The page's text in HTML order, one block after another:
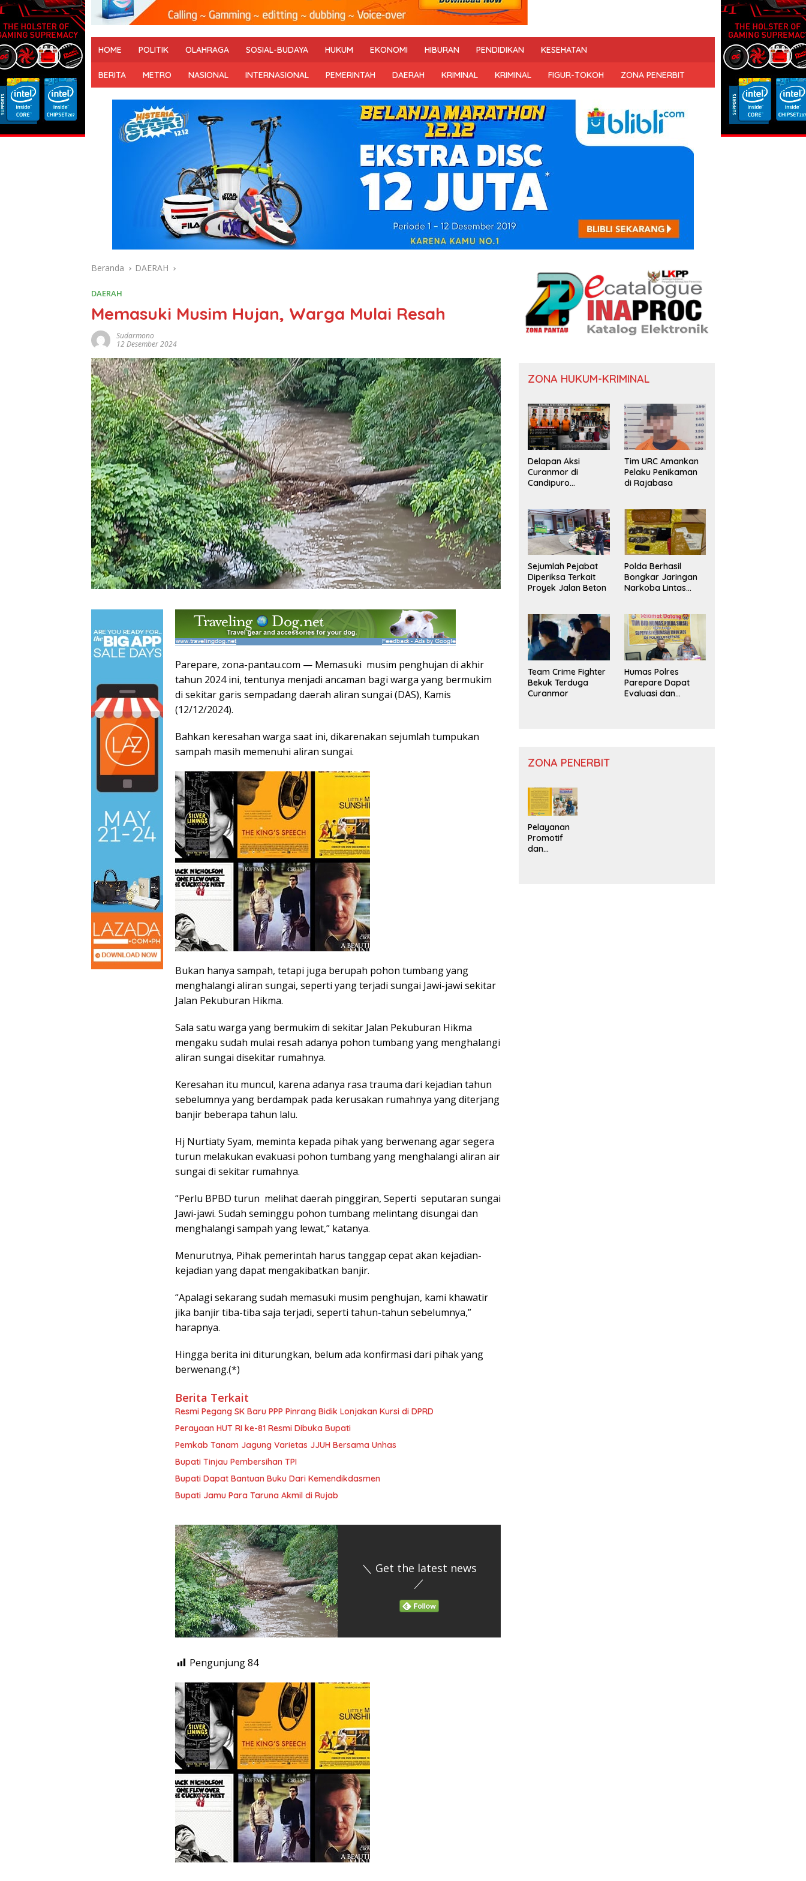
HOME POLITIK OLAHRAGA SOSIAL-BUDAYA HUKUM EKONOMI HIBURAN PENDIDIKAN KESEHATAN
BERITA METRO NASIONAL INTERNASIONAL PEMERINTAH DAERAH KRIMINAL KRIMINAL FIGUR-TOKOH ZONA PENERBIT
Beranda DAERAH
DAERAH
Memasuki Musim Hujan, Warga Mulai Resah
Sudarmono
12 Desember 2024
Parepare, zona-pantau.com — Memasuki musim penghujan di akhir
tahun 2024 ini, tentunya menjadi ancaman bagi warga yang bermukim
di sekitar garis sempadang daerah aliran sungai (DAS), Kamis
(12/12/2024).
Bahkan keresahan warga saat ini, dikarenakan sejumlah tumpukan
sampah masih memenuhi aliran sungai.
Bukan hanya sampah, tetapi juga berupah pohon tumbang yang
menghalangi aliran sungai, seperti yang terjadi sungai Jawi-jawi sekitar
Jalan Pekuburan Hikma.
Sala satu warga yang bermukim di sekitar Jalan Pekuburan Hikma
mengaku sudah mulai resah adanya pohon tumbang yang menghalangi
aliran sungai disekitar rumahnya.
Keresahan itu muncul, karena adanya rasa trauma dari kejadian tahun
sebelumnya yang berdampak pada kerusakan rumahnya yang diterjang
banjir beberapa tahun lalu.
Hj Nurtiaty Syam, meminta kepada pihak yang berwenang agar segera
turun melakukan evakuasi pohon tumbang yang menghalangi aliran air
sungai di sekitar rumahnya.
“Perlu BPBD turun melihat daerah pinggiran, Seperti seputaran sungai
Jawi-jawi. Sudah seminggu pohon tumbang melintang disungai dan
menghalangi sampah yang lewat,” katanya.
Menurutnya, Pihak pemerintah harus tanggap cepat akan kejadian-
kejadian yang dapat mengakibatkan banjir.
“Apalagi sekarang sudah memasuki musim penghujan, kami khawatir
jika banjir tiba-tiba saja terjadi, seperti tahun-tahun sebelumnya,”
harapnya.
Hingga berita ini diturungkan, belum ada konfirmasi dari pihak yang
berwenang.(*)
Berita Terkait
Resmi Pegang SK Baru PPP Pinrang Bidik Lonjakan Kursi di DPRD
Perayaan HUT RI ke-81 Resmi Dibuka Bupati
Pemkab Tanam Jagung Varietas JJUH Bersama Unhas
Bupati Tinjau Pembersihan TPI
Bupati Dapat Bantuan Buku Dari Kemendikdasmen
Bupati Jamu Para Taruna Akmil di Rujab
＼ Get the latest news
／
Pengunjung84
ZONA HUKUM-KRIMINAL
Delapan Aksi
Curanmor di
Candipuro
Tim URC Amankan
Pelaku Penikaman
di Rajabasa
Sejumlah Pejabat
Diperiksa Terkait
Proyek Jalan Beton
Polda Berhasil
Bongkar Jaringan
Narkoba Lintas
Team Crime Fighter
Bekuk Terduga
Curanmor
Humas Polres
Parepare Dapat
Evaluasi dan
ZONA PENERBIT
Pelayanan
Promotif
dan